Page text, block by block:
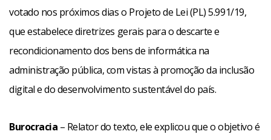
votado nos próximos dias o Projeto de Lei (PL) 5.991/19,
que estabelece diretrizes gerais para o descarte e
recondicionamento dos bens de informática na
administração pública, com vistas à promoção da inclusão
digital e do desenvolvimento sustentável do país.
Burocracia – Relator do texto, ele explicou que o objetivo é